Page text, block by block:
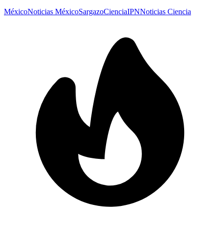
MéxicoNoticias MéxicoSargazoCienciaIPNNoticias Ciencia